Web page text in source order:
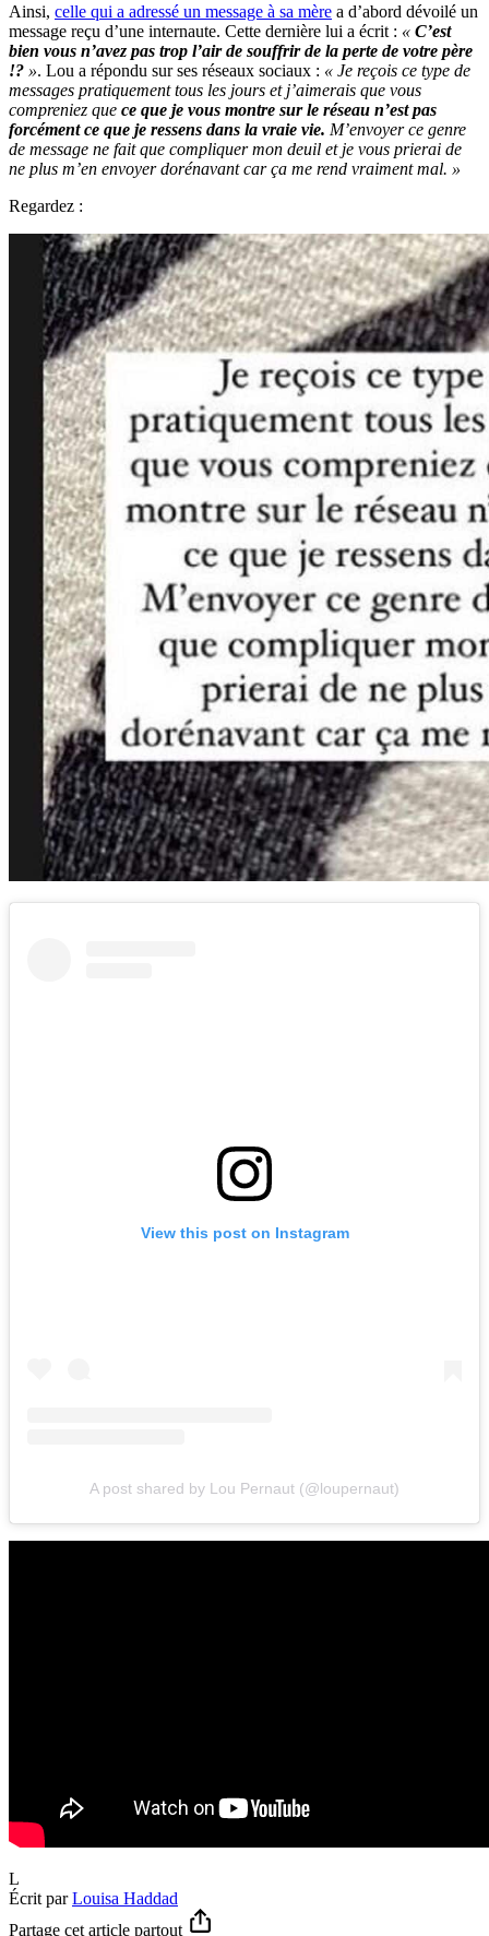
Ainsi, celle qui a adressé un message à sa mère a d’abord dévoilé un
message reçu d’une internaute. Cette dernière lui a écrit : « C’est
bien vous n’avez pas trop l’air de souffrir de la perte de votre père
!? ». Lou a répondu sur ses réseaux sociaux : « Je reçois ce type de
messages pratiquement tous les jours et j’aimerais que vous
compreniez que ce que je vous montre sur le réseau n’est pas
forcément ce que je ressens dans la vraie vie. M’envoyer ce genre
de message ne fait que compliquer mon deuil et je vous prierai de
ne plus m’en envoyer dorénavant car ça me rend vraiment mal. »
Regardez :
View this post on Instagram
A post shared by Lou Pernaut (@loupernaut)
L
Écrit parLouisa Haddad
Partage cet article partout